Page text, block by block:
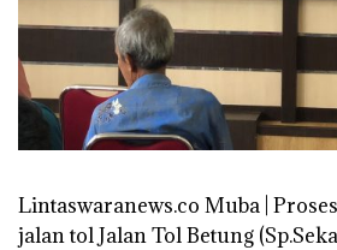
Lintaswaranews.co Muba |
jalan tol Jalan Tol Betung